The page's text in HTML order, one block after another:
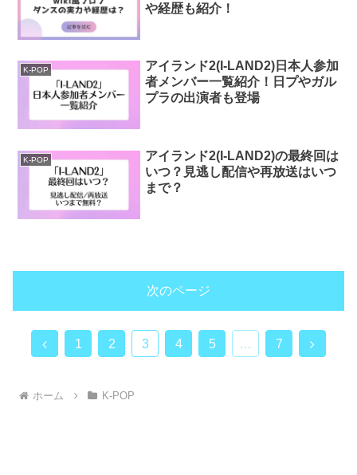
や経歴も紹介！
K-POP
アイランド2(I-LAND2)日本人参加
者メンバー一覧紹介！日プやガル
プラの出演者も登場
K-POP
アイランド2(I-LAND2)の最終回は
いつ？見逃し配信や再放送はいつ
まで？
次のページ
前
1 2 3 4 5 … 7
次
ホーム K-POP